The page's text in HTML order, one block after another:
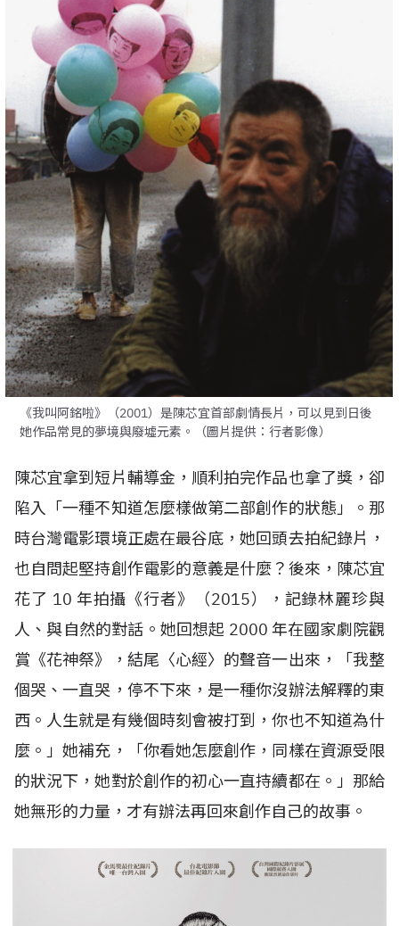
《我叫阿銘啦》（2001）是陳芯宜首部劇情長片，可以見到日後
她作品常見的夢境與廢墟元素。（圖片提供：行者影像）
陳芯宜拿到短片輔導金，順利拍完作品也拿了獎，卻
陷入「一種不知道怎麼樣做第二部創作的狀態」。那
時台灣電影環境正處在最谷底，她回頭去拍紀錄片，
也自問起堅持創作電影的意義是什麼？後來，陳芯宜
花了 10 年拍攝《行者》（2015），記錄林麗珍與
人、與自然的對話。她回想起 2000 年在國家劇院觀
賞《花神祭》，結尾〈心經〉的聲音一出來，「我整
個哭、一直哭，停不下來，是一種你沒辦法解釋的東
西。人生就是有幾個時刻會被打到，你也不知道為什
麼。」她補充，「你看她怎麼創作，同樣在資源受限
的狀況下，她對於創作的初心一直持續都在。」那給
她無形的力量，才有辦法再回來創作自己的故事。